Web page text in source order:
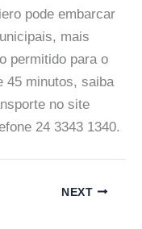
pode embarcar
mais
permitido para o
45 minutos, saiba
no site
24 3343 1340.
NEXT